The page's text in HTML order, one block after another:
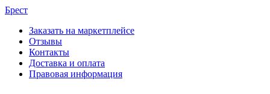
Брест
Заказать на маркетплейсе
Отзывы
Контакты
Доставка и оплата
Правовая информация